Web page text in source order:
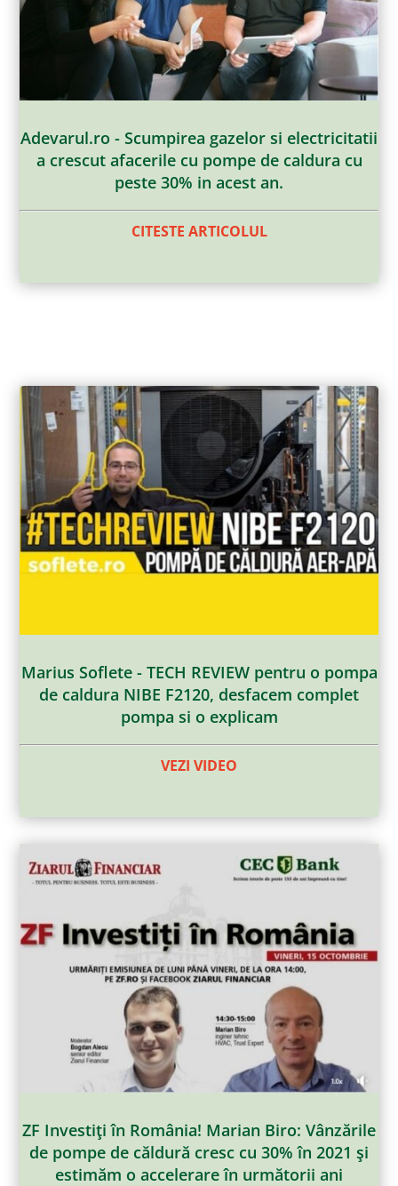
Adevarul.ro - Scumpirea gazelor si electricitatii
a crescut afacerile cu pompe de caldura cu
peste 30% in acest an.
CITESTE ARTICOLUL
Marius Soflete - TECH REVIEW pentru o pompa
de caldura NIBE F2120, desfacem complet
pompa si o explicam
VEZI VIDEO
ZF Investiţi în România! Marian Biro: Vânzările
de pompe de căldură cresc cu 30% în 2021 şi
estimăm o accelerare în următorii ani